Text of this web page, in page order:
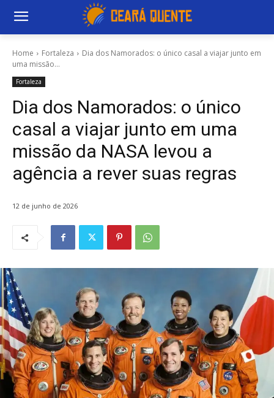
Home Fortaleza
Dia dos Namorados: o único casal a viajar junto em
uma missão...
Fortaleza
Dia dos Namorados: o único
casal a viajar junto em uma
missão da NASA levou a
agência a rever suas regras
12 de junho de 2026